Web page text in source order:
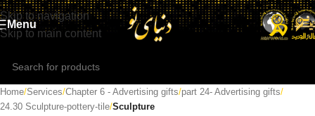
Skip to navigation
Skip to main content
Menu
Home/Services/Chapter 6 - Advertising gifts/part 24- Advertising gifts/
24.30 Sculpture-pottery-tile/Sculpture